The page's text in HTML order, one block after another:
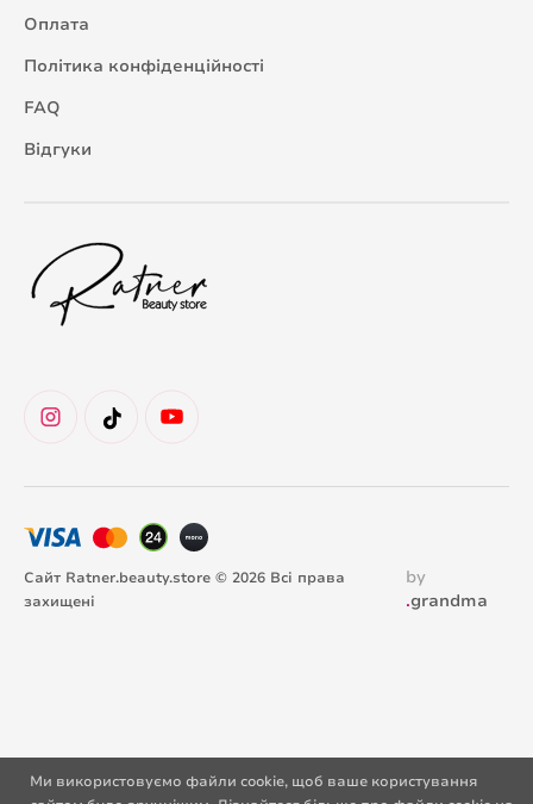
Оплата
Політика конфіденційності
FAQ
Відгуки
Сайт Ratner.beauty.store © 2026 Всі права
захищені
by
.grandma
Ми використовуємо файли cookie, щоб ваше користування